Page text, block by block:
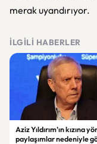
merak uyandırıyor.
İLGILI HABERLER
Aziz Yıldırım’ın kızına
paylaşımlar nedeniyle